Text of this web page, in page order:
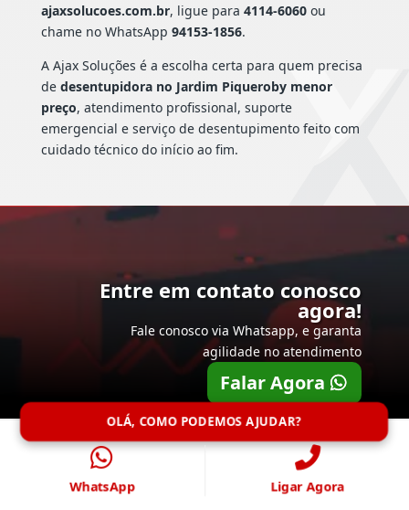
ajaxsolucoes.com.br, ligue para 4114-6060ou
chame no WhatsApp 94153-1856.
A Ajax Soluções é a escolha certa para quem precisa
de desentupidora no Jardim Piqueroby menor
preço, atendimento profissional, suporte
emergencial e serviço de desentupimento feito com
cuidado técnico do início ao fim.
Entre em contato conosco
agora!
Fale conosco via Whatsapp, e garanta
agilidade no atendimento
Falar Agora
OLÁ, COMO PODEMOS AJUDAR?
WhatsApp Ligar Agora